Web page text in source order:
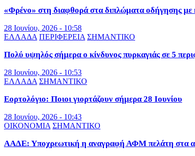
«Φρένο» στη διαφθορά στα διπλώματα οδήγησης με
28 Ιουνίου, 2026 - 10:58
ΕΛΛΑΔΑ ΠΕΡΙΦΕΡΕΙΑ ΣΗΜΑΝΤΙΚΟ
Πολύ υψηλός σήμερα ο κίνδυνος πυρκαγιάς σε 5
28 Ιουνίου, 2026 - 10:53
ΕΛΛΑΔΑ ΣΗΜΑΝΤΙΚΟ
Εορτολόγιο: Ποιοι γιορτάζουν σήμερα 28 Ιουνίου
28 Ιουνίου, 2026 - 10:43
ΟΙΚΟΝΟΜΙΑ ΣΗΜΑΝΤΙΚΟ
ΑΑΔΕ: Υποχρεωτική η αναγραφή ΑΦΜ πελάτη στα